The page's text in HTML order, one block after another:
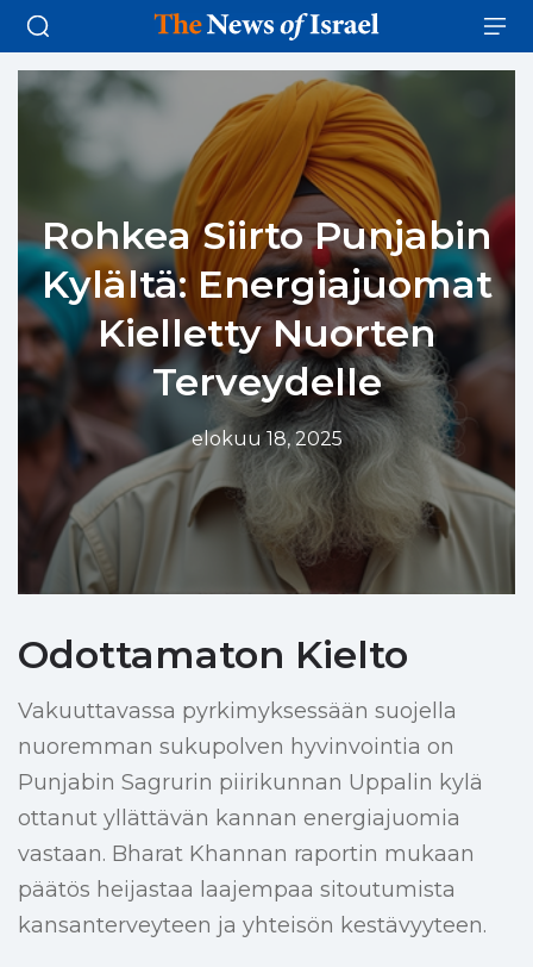
Rohkea Siirto Punjabin
Kylältä: Energiajuomat
Kielletty Nuorten
Terveydelle
elokuu 18, 2025
Odottamaton Kielto
Vakuuttavassa pyrkimyksessään suojella
nuoremman sukupolven hyvinvointia on
Punjabin Sagrurin piirikunnan Uppalin kylä
ottanut yllättävän kannan energiajuomia
vastaan. Bharat Khannan raportin mukaan
päätös heijastaa laajempaa sitoutumista
kansanterveyteen ja yhteisön kestävyyteen.